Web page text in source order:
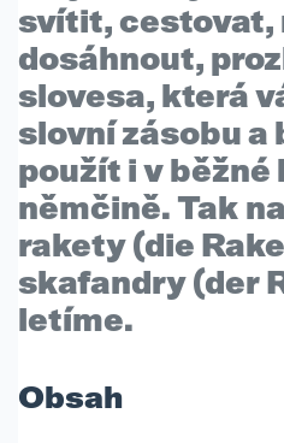
svítit, cestovat,
dosáhnout,
slovesa, která
slovní zásobu a
použít i v běžné
němčině. Tak
rakety (die
skafandry (der
letíme.
Obsah